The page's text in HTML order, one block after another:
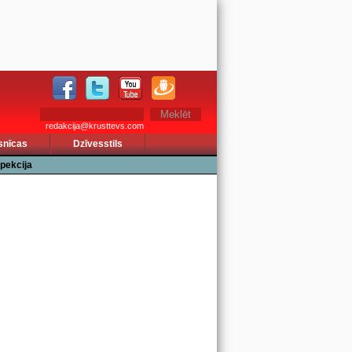
redakcija@krusttevs.com
Dzīvesstils